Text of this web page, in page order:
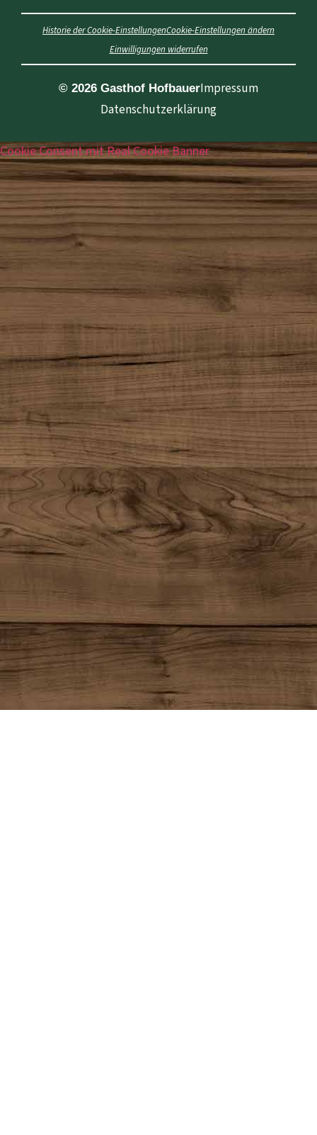
Historie der Cookie-EinstellungenCookie-Einstellungen ändern
Einwilligungen widerrufen
© 2026 Gasthof HofbauerImpressum
Datenschutzerklärung
Cookie Consent mit Real Cookie Banner